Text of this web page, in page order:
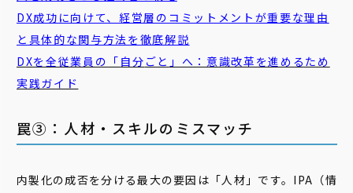
DX成功に向けて、経営層のコミットメントが重要な理由
と具体的な関与方法を徹底解説
DXを全従業員の「 自分 ごと 」へ：意識改革を進めるため
実践ガイド
罠③：人材・スキルのミスマッチ
内製化の成否を分ける最大の要因は「人材」です。IPA（情